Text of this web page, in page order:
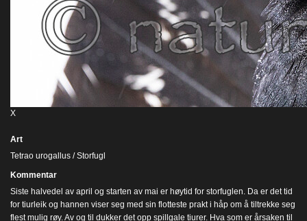
X
Art
Tetrao urogallus / Storfugl
Kommentar
Siste halvedel av april og starten av mai er høytid for storfuglen. Da er det tid
for tiurleik og hannen viser seg med sin flotteste prakt i håp om å tiltrekke seg
flest mulig røy. Av og til dukker det opp spillgale tiurer. Hva som er årsaken til